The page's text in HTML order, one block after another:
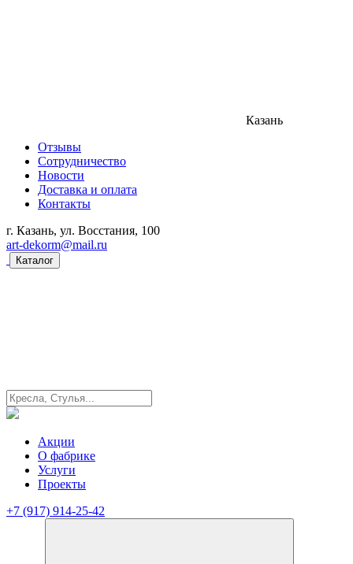
Казань
Отзывы
Сотрудничество
Новости
Доставка и оплата
Контакты
г. Казань, ул. Восстания, 100
art-dekorm@mail.ru
Каталог
Акции
О фабрике
Услуги
Проекты
+7 (917) 914-25-42